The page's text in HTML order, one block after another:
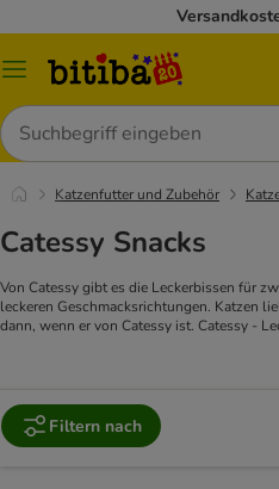
Menü
Suchen
Katzenfutter und Zubehör
Catessy Snacks
Von Catessy gibt es die Leckerbissen für
leckeren Geschmacksrichtungen. Katzen
dann, wenn er von Catessy ist. Catessy -
Filtern nach